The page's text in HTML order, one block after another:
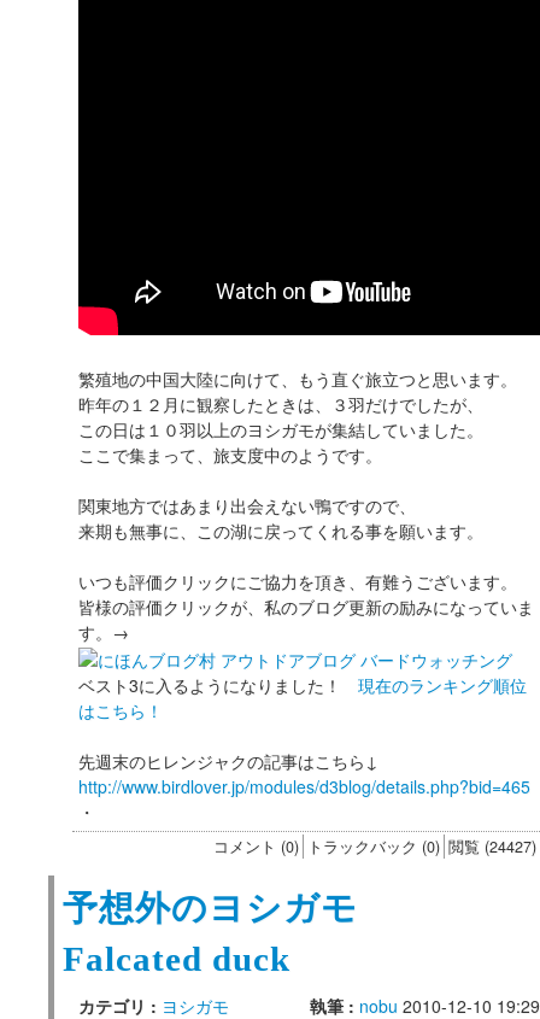
繁殖地の中国大陸に向けて、もう直ぐ旅立つと思います。
昨年の１２月に観察したときは、３羽だけでしたが、
この日は１０羽以上のヨシガモが集結していました。
ここで集まって、旅支度中のようです。
関東地方ではあまり出会えない鴨ですので、
来期も無事に、この湖に戻ってくれる事を願います。
いつも評価クリックにご協力を頂き、有難うございます。
皆様の評価クリックが、私のブログ更新の励みになっていま
す。→
ベスト3に入るようになりました！ 現在のランキング順位
はこちら！
先週末のヒレンジャクの記事はこちら↓
http://www.birdlover.jp/modules/d3blog/details.php?bid=465
・
コメント (0) トラックバック (0) 閲覧 (24427)
予想外のヨシガモ
Falcated duck
カテゴリ : ヨシガモ 執筆 : nobu 2010-12-10 19:29